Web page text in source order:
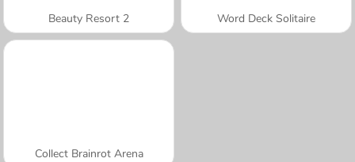
Beauty Resort 2 Word Deck Solitaire
Collect Brainrot Arena